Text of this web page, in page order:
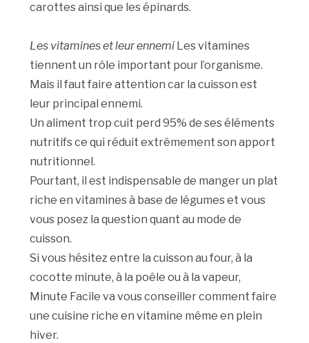
carottes ainsi que les épinards.
Les vitamines et leur ennemi Les vitamines
tiennent un rôle important pour l’organisme.
Mais il faut faire attention car la cuisson est
leur principal ennemi.
Un aliment trop cuit perd 95% de ses éléments
nutritifs ce qui réduit extrêmement son apport
nutritionnel.
Pourtant, il est indispensable de manger un plat
riche en vitamines à base de légumes et vous
vous posez la question quant au mode de
cuisson.
Si vous hésitez entre la cuisson au four, à la
cocotte minute, à la poêle ou à la vapeur,
Minute Facile va vous conseiller comment faire
une cuisine riche en vitamine même en plein
hiver.